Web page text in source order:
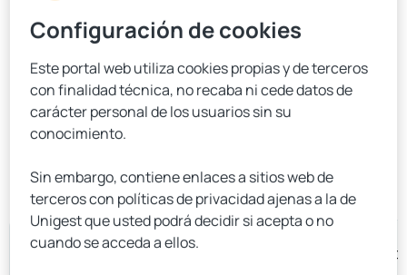
Documento de datos fundamentales para el inversor (DFI)
Descargar
Escenarios de rentabilidad
Descargar
Configuración de cookies
Este portal web utiliza cookies propias y de terceros
con finalidad técnica, no recaba ni cede datos de
carácter personal de los usuarios sin su
conocimiento.
Sin embargo, contiene enlaces a sitios web de
terceros con políticas de privacidad ajenas a la de
Unigest que usted podrá decidir si acepta o no
cuando se acceda a ellos.